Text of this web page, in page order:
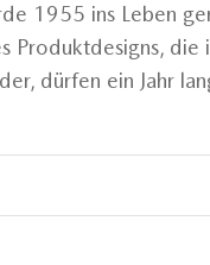
1955 ins Leben
Produktdesigns,
dürfen ein Jahr